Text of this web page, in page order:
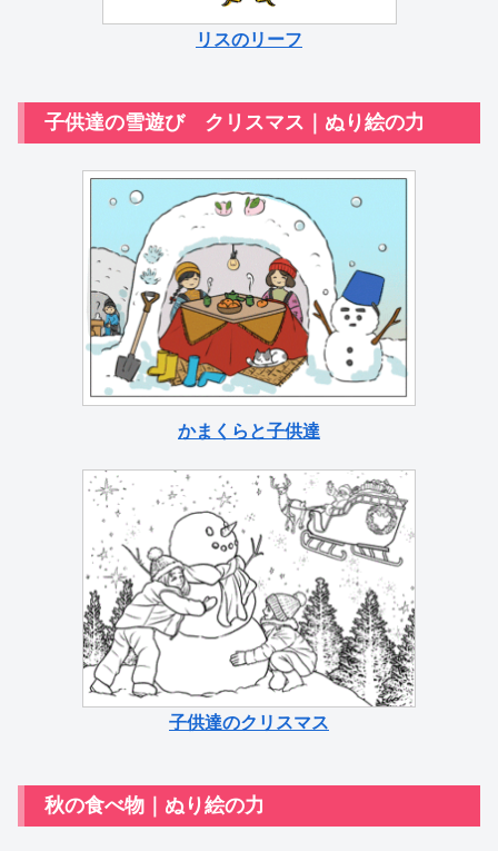
リスのリーフ
子供達の雪遊び クリスマス｜ぬり絵の力
かまくらと子供達
子供達のクリスマス
秋の食べ物｜ぬり絵の力